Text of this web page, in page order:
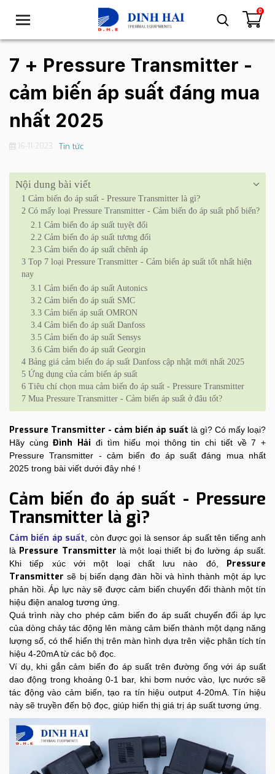
T
g
e
n
a
v
i
t
i
o
0
7 + Pressure Transmitter -
cảm biến áp suất đáng mua
nhất 2025
16-11-2023 Tin tức
Nội dung bài viết
1 Cảm biến đo áp suất - Pressure Transmitter là gì?
2 Có mấy loại Pressure Transmitter - Cảm biến đo áp suất phổ biến?
2.1 Cảm biến đo áp suất tuyệt đối
2.2 Cảm biến đo áp suất tương đối
2.3 Cảm biến đo áp suất chênh áp
3 Top 7 loại Pressure Transmitter - Cảm biến áp suất tốt nhất hiện
nay
3.1 Cảm biến đo áp suất Autonics
3.2 Cảm biến đo áp suất SMC
3.3 Cảm biến áp suất OMRON
3.4 Cảm biến đo áp suất Danfoss
3.5 Cảm biến đo áp suất Sensys
3.6 Cảm biến đo áp suất Georgin
4 Bảng giá cảm biến đo áp suất Danfoss cập nhật mới nhất 2025
5 Ứng dụng của cảm biến áp suất
6 Tiêu chí chọn mua cảm biến đo áp suất - Pressure Transmitter
7 Mua Pressure Transmitter - Cảm biến áp suất ở đâu tốt?
Pressure Transmitter - cảm biến áp suất là gì? Có mấy loại?
Hãy cùngĐình Hải đi tìm hiểu mọi thông tin chi tiết về 7 +
Pressure Transmitter - cảm biến đo áp suất đáng mua nhất
2025 trong bài viết dưới đây nhé !
Cảm biến đo áp suất - Pressure
Transmitter là gì?
Cảm biến áp suất , còn được gọi là sensor áp suất tên tiếng anh
là Pressure Transmitter là một loại thiết bị đo lường áp suất.
Khi tiếp xúc với một loại chất lưu nào đó, Pressure
Transmittersẽ bị biến dạng đàn hồi và hình thành một áp lực
phản hồi. Áp lực này sẽ được cảm biến chuyển đổi thành một tín
hiệu điện analog tương ứng.
Quá trình này cho phép cảm biến đo áp suất chuyển đổi áp lực
của dòng chảy tác động lên màng cảm biến thành một dạng năng
lượng số, có thể hiển thị trên màn hình dựa trên việc phân tích tín
hiệu 4-20mA từ các bộ đọc.
Ví dụ, khi gắn cảm biến đo áp suất trên đường ống với áp suất
dao động trong khoảng 0-1 bar, khi bơm nước vào, lực nước sẽ
tác động vào cảm biến, tạo ra tín hiệu output 4-20mA. Tín hiệu
này sẽ truyền đến bộ đọc, giúp hiển thị giá trị áp suất tương ứng.